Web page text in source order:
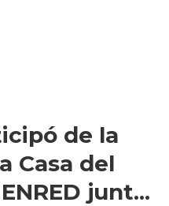
de la
Casa del
junt...